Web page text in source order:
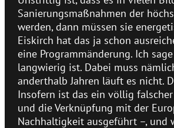
Sanierungsmaßnahmen der
werden, dann müssen sie
Eiskirch hat das ja schon
eine Programmänderung. Ich
langwierig ist. Dabei muss
anderthalb Jahren läuft es nicht.
Insofern ist das ein völlig
und die Verknüpfung mit der
Nachhaltigkeit ausgeführt –, und